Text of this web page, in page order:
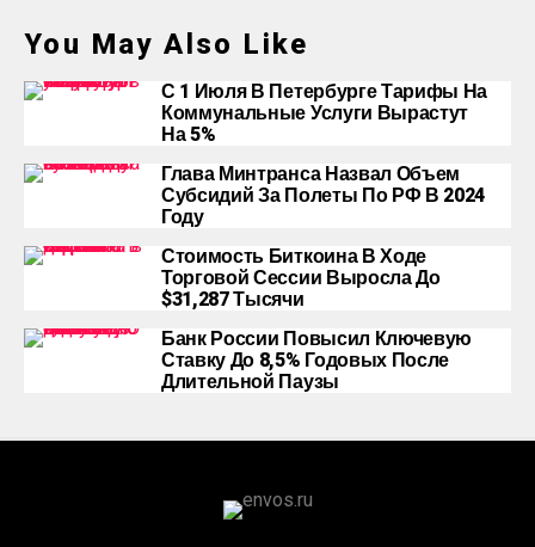
You May Also Like
С 1 Июля В Петербурге Тарифы На
Коммунальные Услуги Вырастут
На 5%
Глава Минтранса Назвал Объем
Субсидий За Полеты По РФ В 2024
Году
Стоимость Биткоина В Ходе
Торговой Сессии Выросла До
$31,287 Тысячи
Банк России Повысил Ключевую
Ставку До 8,5% Годовых После
Длительной Паузы